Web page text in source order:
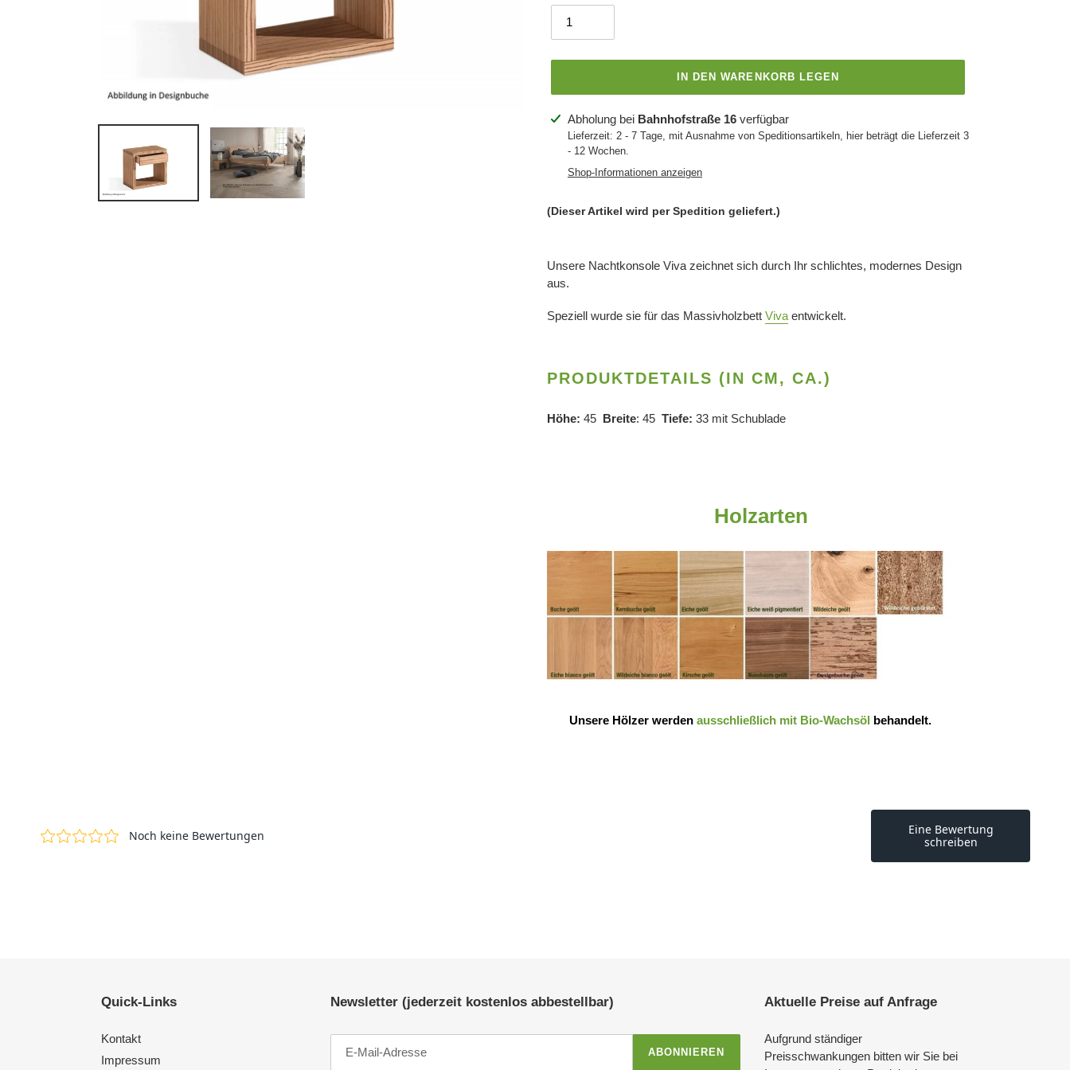
IN DEN WARENKORB LEGEN
Produkt
zum
Warenkorb
Abholung bei Bahnhofstraße 16 verfügbar
Lieferzeit: 2 - 7 Tage, mit Ausnahme von Speditionsartikeln, hier beträgt die Lieferzeit 3
- 12 Wochen.
Shop-Informationen anzeigen
(Dieser Artikel wird per Spedition geliefert.)
Unsere Nachtkonsole Viva zeichnet sich durch Ihr schlichtes, modernes Design
aus.
Speziell wurde sie für das Massivholzbett Viva entwickelt.
PRODUKTDETAILS (IN CM, CA.)
Höhe: 45 Breite: 45 Tiefe: 33 mit Schublade
Holzarten
Unsere Hölzer werden ausschließlich mit Bio-Wachsöl behandelt.
Quick-Links
Kontakt
Impressum
Newsletter (jederzeit kostenlos abbestellbar)
ABONNIEREN
Aktuelle Preise auf Anfrage
Aufgrund ständiger
Preisschwankungen bitten wir Sie bei